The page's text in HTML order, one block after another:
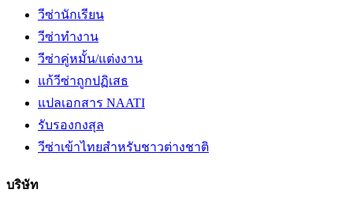
วีซ่านักเรียน
วีซ่าทำงาน
วีซ่าคู่หมั้น/แต่งงาน
แก้วีซ่าถูกปฏิเสธ
แปลเอกสาร NAATI
รับรองกงสุล
วีซ่าเข้าไทยสำหรับชาวต่างชาติ
บริษัท